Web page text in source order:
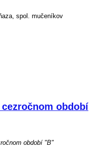
spol. mučeníkov
období
období "B"